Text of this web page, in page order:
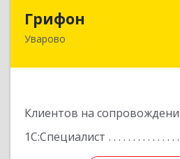
Грифон
Уварово
Клиентов на
1С:Специалист
393461, Тамбовская обл,